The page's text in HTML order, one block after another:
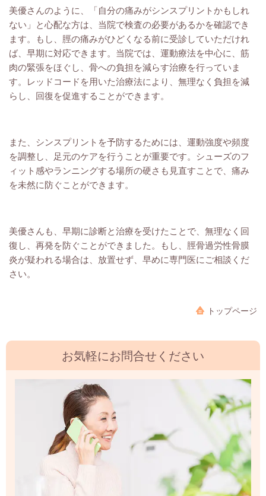
美優さんのように、「自分の痛みがシンスプリントかもしれ
ない」と心配な方は、当院で検査の必要があるかを確認でき
ます。もし、脛の痛みがひどくなる前に受診していただけれ
ば、早期に対応できます。当院では、運動療法を中心に、筋
肉の緊張をほぐし、骨への負担を減らす治療を行っていま
す。レッドコードを用いた治療法により、無理なく負担を減
らし、回復を促進することができます。
また、シンスプリントを予防するためには、運動強度や頻度
を調整し、足元のケアを行うことが重要です。シューズのフ
ィット感やランニングする場所の硬さも見直すことで、痛み
を未然に防ぐことができます。
美優さんも、早期に診断と治療を受けたことで、無理なく回
復し、再発を防ぐことができました。もし、脛骨過労性骨膜
炎が疑われる場合は、放置せず、早めに専門医にご相談くだ
さい。
トップページ
お気軽にお問合せください